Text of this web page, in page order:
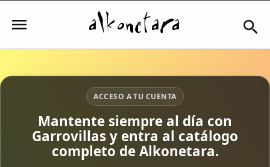
Iniciar sesión
Mi Cuenta
ACCESO A TU CUENTA
Mantente siempre al día con
Garrovillas y entra al catálogo
completo de Alkonetara.